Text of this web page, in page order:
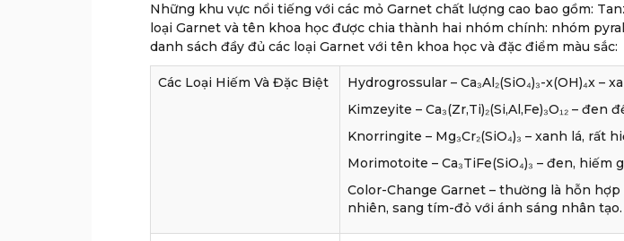
Những khu vực nổi tiếng với các mỏ Garnet chất lượng cao bao gồm:
loại Garnet và tên khoa học được chia thành hai nhóm chính: nhóm
danh sách đầy đủ các loại Garnet với tên khoa học và đặc điểm màu sắc:
Các Loại Hiếm Và Đặc Biệt
Hydrogrossular – Ca₃Al₂(SiO₄)₃-x(OH)₄x –
Kimzeyite – Ca₃(Zr,Ti)₂(Si,Al,Fe)₃O₁₂ – đen
Knorringite – Mg₃Cr₂(SiO₄)₃ – xanh lá, rất
Morimotoite – Ca₃TiFe(SiO₄)₃ – đen, hiếm
Color-Change Garnet – thường là hỗn
nhiên, sang tím-đỏ với ánh sáng nhân tạo.